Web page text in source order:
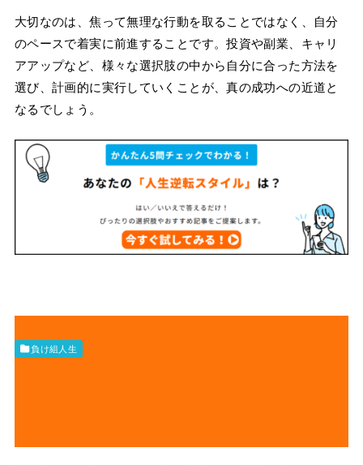
大切なのは、焦って無理な行動を取ることではなく、自分
のペースで着実に前進することです。投資や副業、キャリ
アアップなど、様々な選択肢の中から自分に合った方法を
選び、計画的に実行していくことが、真の成功への近道と
なるでしょう。
負け組人生